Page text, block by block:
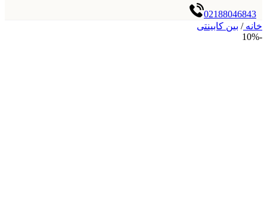
02188046843
خانه/ بین کابینتی
-10%